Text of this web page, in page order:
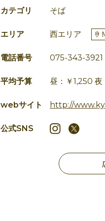
カテゴリ そば
エリア 西エリア
電話番号 075-343-3921
平均予算 昼：￥1,250
webサイト http://
公式SNS